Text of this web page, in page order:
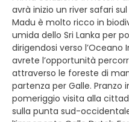
avrà inizio un river safari
Madu è molto ricco in
umida dello Sri Lanka per
dirigendosi verso l’Oceano
avrete l’opportunità
attraverso le foreste di
partenza per Galle. Pranzo
pomeriggio visita alla
sulla punta sud-